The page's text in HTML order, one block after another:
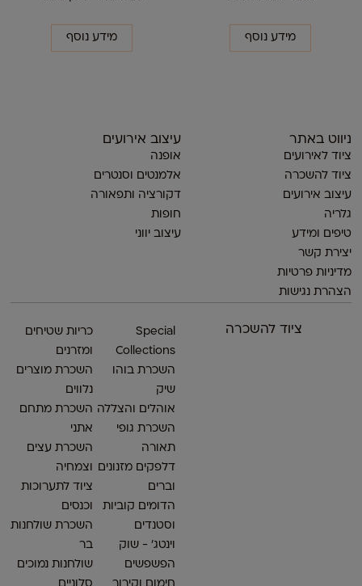
מידע נוסף מידע נוסף
ניווט באתר
ציוד לאירועים
ציוד להשכרה
עיצוב אירועים
גלריה
טיפים ומידע
יצירת קשר
מדיניות פרטיות
הצהרת נגישות
ציוד להשכרה
Special
Collections
השכרת בוהו
שיק
אוהלים והצללה
השכרת גופי
תאורה
דלפקים מזנונים
וברים
הדומים קוביות
וסטנדים
וינטג׳ - שוק
הפשפשים
כריות שטיחים
ומזרנים
השכרת מוצרים
נלווים
השכרת מתחם
אתני
השכרת עצים
וצמחיה
ציוד לתערוכות
וכנסים
השכרת שולחנות
בר
שולחנות נמוכים
עיצוב אירועים
אופנה
אלמנטים וסנטרים
דקורציה ותפאורה
חופות
עיצוב יווני